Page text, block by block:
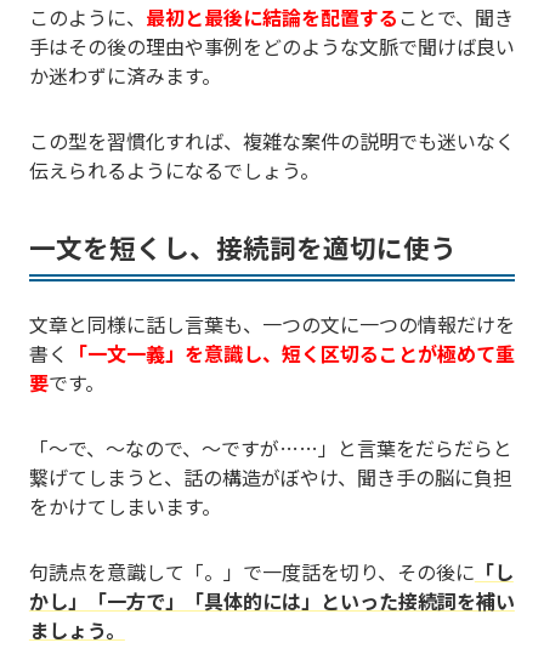
このように、 最初と最後に結論を配置する ことで、聞き
手はその後の理由や事例をどのような文脈で聞けば良い
か迷わずに済みます。
この型を習慣化すれば、複雑な案件の説明でも迷いなく
伝えられるようになるでしょう。
一文を短くし、接続詞を適切に使う
文章と同様に話し言葉も、一つの文に一つの情報だけを
書く 「一文一義」を意識し、短く区切ることが極めて重
要です。
「〜で、〜なので、〜ですが……」と言葉をだらだらと
繋げてしまうと、話の構造がぼやけ、聞き手の脳に負担
をかけてしまいます。
句読点を意識して「。」で一度話を切り、その後に 「し
かし」「一方で」「具体的には」といった接続詞を補い
ましょう。